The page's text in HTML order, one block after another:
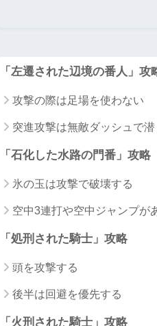
「左遷された辺境の番人」攻
攻撃の際は足場を使わない
突進攻撃は無敵ダッシュで潜
「石化した水路の門番」攻略
氷の玉は攻撃で破壊する
空中3連打や空中ジャンプが
「処刑された騎士」攻略
頭を攻撃する
後半は回避を優先する
「火刑された騎士」攻略